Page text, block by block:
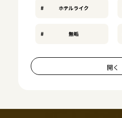
ホテルライク
無垢